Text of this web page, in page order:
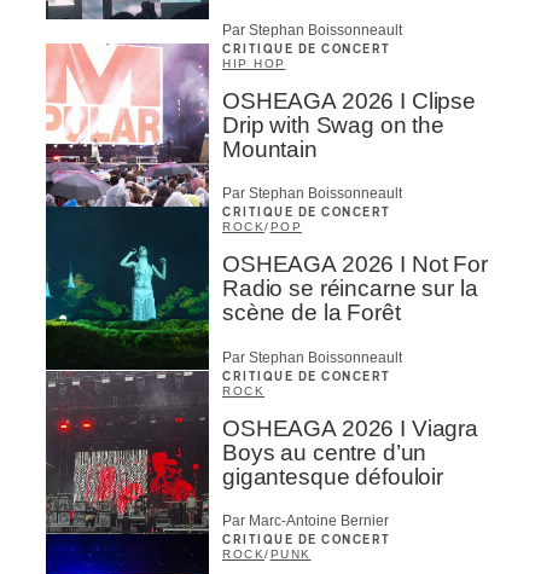
Par Stephan Boissonneault
CRITIQUE DE CONCERT
HIP HOP
OSHEAGA 2026 I Clipse
Drip with Swag on the
Mountain
Par Stephan Boissonneault
CRITIQUE DE CONCERT
ROCK/ POP
OSHEAGA 2026 I Not For
Radio se réincarne sur la
scène de la Forêt
Par Stephan Boissonneault
CRITIQUE DE CONCERT
ROCK
OSHEAGA 2026 I Viagra
Boys au centre d’un
gigantesque défouloir
Par Marc-Antoine Bernier
CRITIQUE DE CONCERT
ROCK/PUNK